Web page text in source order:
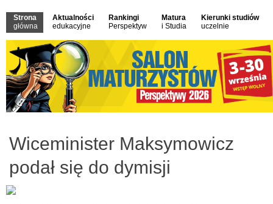
Strona
główna
Aktualności
edukacyjne
Rankingi
Perspektyw
Matura
i Studia
Kierunki studiów
uczelnie
Wiceminister Maksymowicz
podał się do dymisji